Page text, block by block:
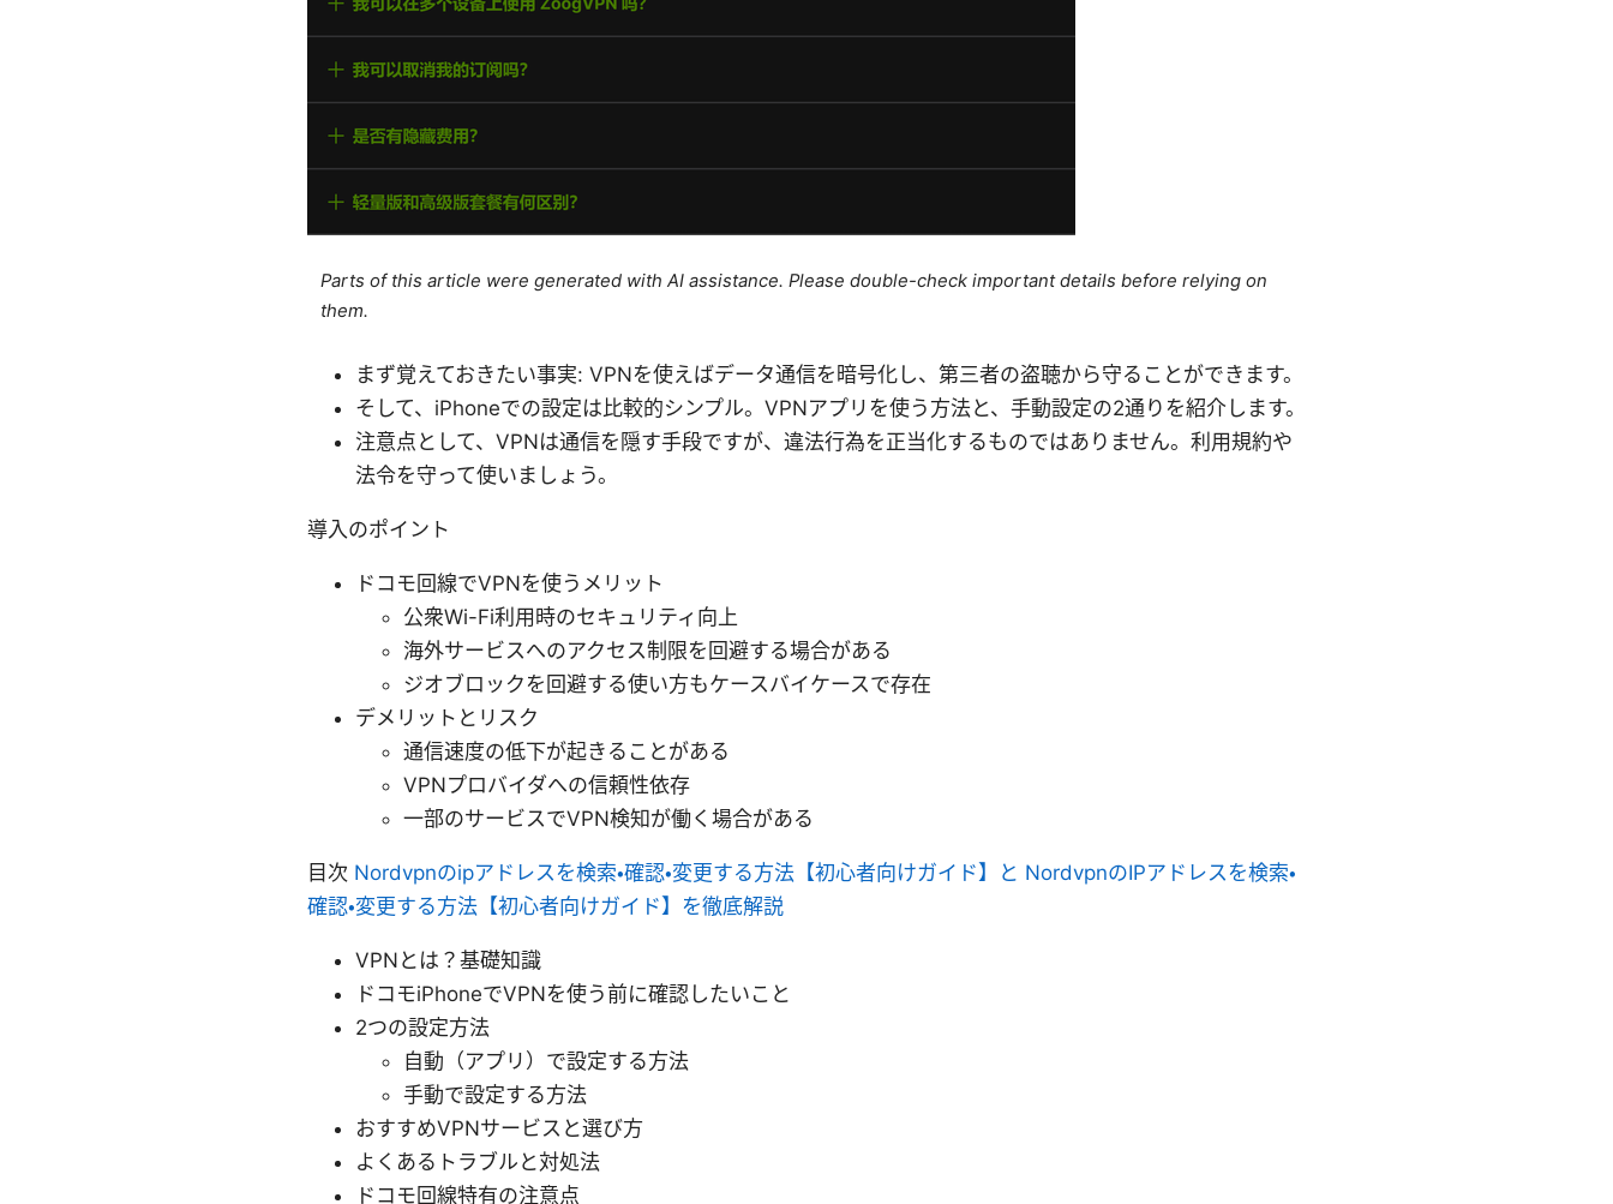
Parts of this article were generated with AI assistance. Please double-check important details before relying on
them.
まず覚えておきたい事実: VPNを使えばデータ通信を暗号化し、第三者の盗聴から守ることができます。
そして、iPhoneでの設定は比較的シンプル。VPNアプリを使う方法と、手動設定の2通りを紹介します。
注意点として、VPNは通信を隠す手段ですが、違法行為を正当化するものではありません。利用規約や
法令を守って使いましょう。
導入のポイント
ドコモ回線でVPNを使うメリット
公衆Wi-Fi利用時のセキュリティ向上
海外サービスへのアクセス制限を回避する場合がある
ジオブロックを回避する使い方もケースバイケースで存在
デメリットとリスク
通信速度の低下が起きることがある
VPNプロバイダへの信頼性依存
一部のサービスでVPN検知が働く場合がある
目次 Nordvpnのipアドレスを検索・確認・変更する方法【初心者向けガイド】と NordvpnのIPアドレスを検索・
確認・変更する方法【初心者向けガイド】を徹底解説
VPNとは？基礎知識
ドコモiPhoneでVPNを使う前に確認したいこと
2つの設定方法
自動（アプリ）で設定する方法
手動で設定する方法
おすすめVPNサービスと選び方
よくあるトラブルと対処法
ドコモ回線特有の注意点